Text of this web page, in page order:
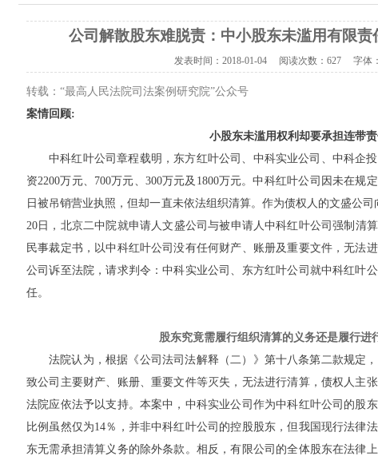
公司解散股东难脱责：中小股东未滥用有限责
发表时间： 2018-01-04阅读次数： 627 字体
转载：“最高人民法院司法案例研究院”公众号
案情回顾:
小股东未滥用权利却要承担连带责
中科红叶公司章程载明，东方红叶公司、中科实业公司、中科企
资2200万元、700万元、300万元及1800万元。中科红叶公司因未在规
日被吊销营业执照，但却一直未依法组织清算。作为债权人的文盛公司
20日，北京二中院就申请人文盛公司与被申请人中科红叶公司强制清
民事裁定书，以中科红叶公司没有任何财产、账册及重要文件，无法
公司诉至法院，请求判令：中科实业公司、东方红叶公司就中科红叶
任。
股东究竟需履行组织清算的义务还是履行进
法院认为，根据《公司法司法解释（二）》第十八条第二款规定
致公司主要财产、账册、重要文件等灭失，无法进行清算，债权人主
法院应依法予以支持。本案中，中科实业公司作为中科红叶公司的股
比例虽然仅为14％，并非中科红叶公司的控股股东，但我国现行法律
东无需承担清算义务的除外条款。相反，有限公司的全体股东在法律